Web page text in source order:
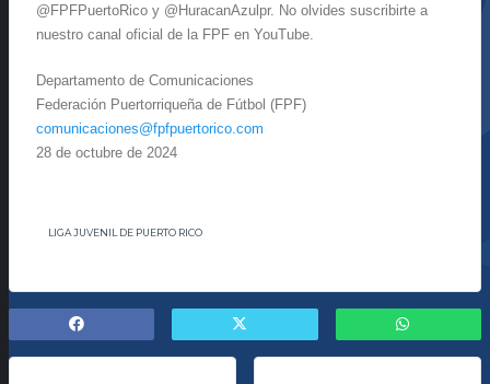
@FPFPuertoRico y @HuracanAzulpr. No olvides suscribirte a
nuestro canal oficial de la FPF en YouTube.
Departamento de Comunicaciones
Federación Puertorriqueña de Fútbol (FPF)
comunicaciones@fpfpuertorico. com
28 de octubre de 2024
LIGA JUVENIL DE PUERTO RICO